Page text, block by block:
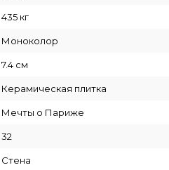
435 кг
Моноколор
7.4 см
Керамическая плитка
Мечты о Париже
32
Стена